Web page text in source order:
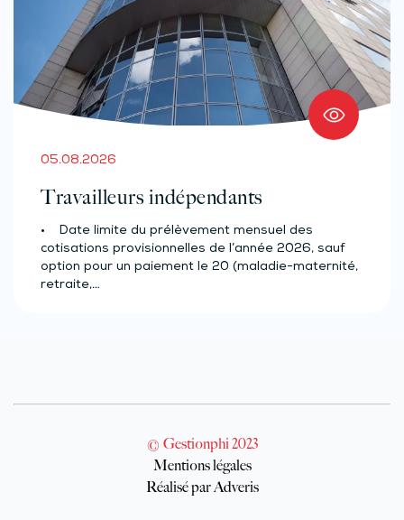
05.08.2026
Travailleurs indépendants
• Date limite du prélèvement mensuel des
cotisations provisionnelles de l’année 2026, sauf
option pour un paiement le 20 (maladie-maternité,
retraite,…
© Gestionphi 2023
Mentions légales
Réalisé par Adveris